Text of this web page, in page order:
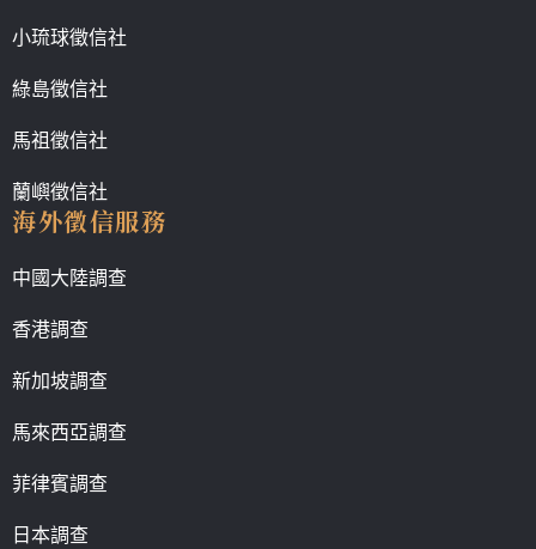
小琉球徵信社
綠島徵信社
馬祖徵信社
蘭嶼徵信社
海外徵信服務
中國大陸調查
香港調查
新加坡調查
馬來西亞調查
菲律賓調查
日本調查